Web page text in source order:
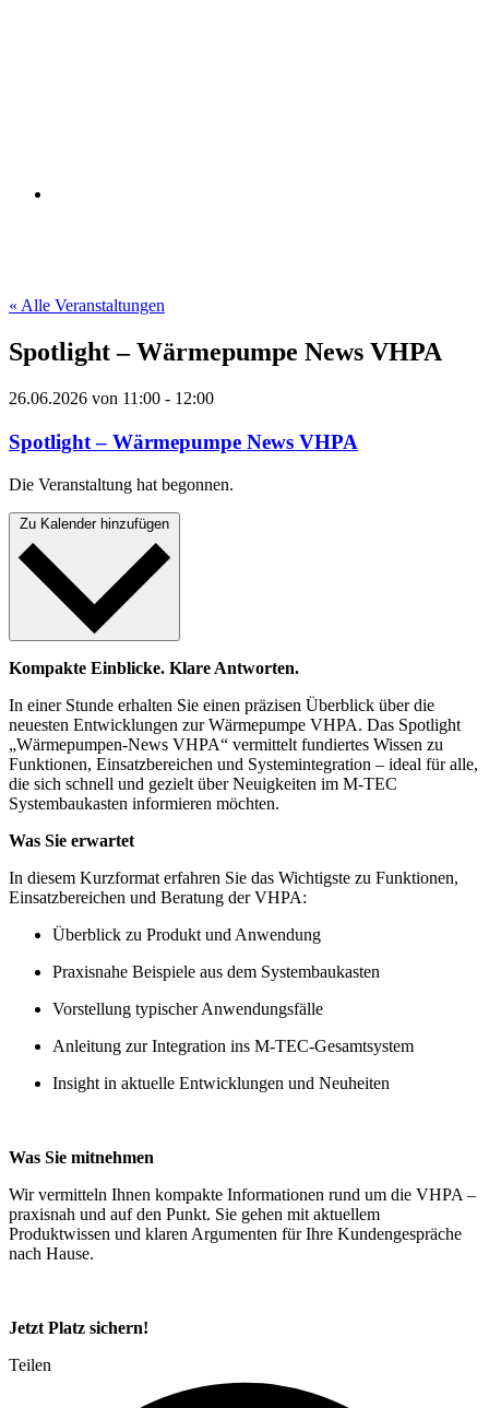
« Alle Veranstaltungen
Spotlight – Wärmepumpe News VHPA
26.06.2026 von 11:00 - 12:00
Spotlight – Wärmepumpe News VHPA
Die Veranstaltung hat begonnen.
Kompakte Einblicke. Klare Antworten.
In einer Stunde erhalten Sie einen präzisen Überblick über die
neuesten Entwicklungen zur Wärmepumpe VHPA. Das Spotlight
„Wärmepumpen-News VHPA“ vermittelt fundiertes Wissen zu
Funktionen, Einsatzbereichen und Systemintegration – ideal für alle,
die sich schnell und gezielt über Neuigkeiten im M‑TEC
Systembaukasten informieren möchten.
Was Sie erwartet
In diesem Kurzformat erfahren Sie das Wichtigste zu Funktionen,
Einsatzbereichen und Beratung der VHPA:
Überblick zu Produkt und Anwendung
Praxisnahe Beispiele aus dem Systembaukasten
Vorstellung typischer Anwendungsfälle
Anleitung zur Integration ins M-TEC-Gesamtsystem
Insight in aktuelle Entwicklungen und Neuheiten
Was Sie mitnehmen
Wir vermitteln Ihnen kompakte Informationen rund um die VHPA –
praxisnah und auf den Punkt. Sie gehen mit aktuellem
Produktwissen und klaren Argumenten für Ihre Kundengespräche
nach Hause.
Jetzt Platz sichern!
Teilen